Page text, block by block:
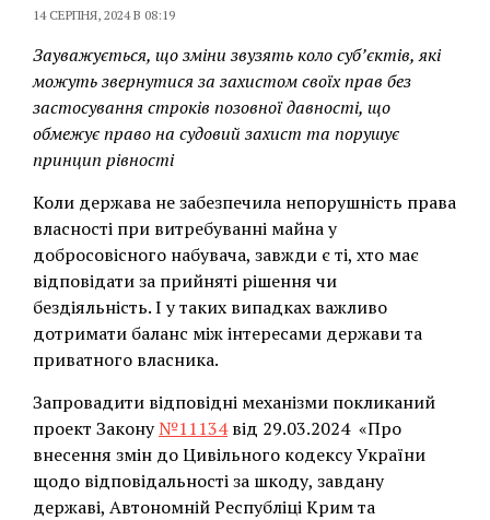
14 СЕРПНЯ, 2024 В 08:19
Зауважується, що зміни звузять коло суб’єктів, які
можуть звернутися за захистом своїх прав без
застосування строків позовної давності, що
обмежує право на судовий захист та порушує
принцип рівності
Коли держава не забезпечила непорушність права
власності при витребуванні майна у
добросовісного набувача, завжди є ті, хто має
відповідати за прийняті рішення чи
бездіяльність. І у таких випадках важливо
дотримати баланс між інтересами держави та
приватного власника.
Запровадити відповідні механізми покликаний
проект Закону№11134від 29.03.2024 «Про
внесення змін до Цивільного кодексу України
щодо відповідальності за шкоду, завдану
державі, Автономній Республіці Крим та